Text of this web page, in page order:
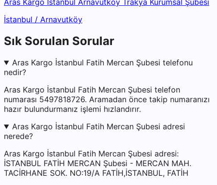
Aras Kargo İstanbul Arnavutköy Trakya Kurumsal Şubesi
İstanbul / Arnavutköy
Sık Sorulan Sorular
Aras Kargo İstanbul Fatih Mercan Şubesi telefonu
nedir?
Aras Kargo İstanbul Fatih Mercan Şubesi telefon
numarası 5497818726. Aramadan önce takip numaranızı
hazır bulundurmanız işlemi hızlandırır.
Aras Kargo İstanbul Fatih Mercan Şubesi adresi
nerede?
Aras Kargo İstanbul Fatih Mercan Şubesi adresi:
İSTANBUL FATİH MERCAN Şubesi - MERCAN MAH.
TACİRHANE SOK. NO:19/A FATİH,İSTANBUL, FATİH